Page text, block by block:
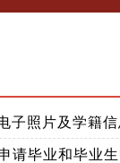
子照片及学籍
请毕业和毕业